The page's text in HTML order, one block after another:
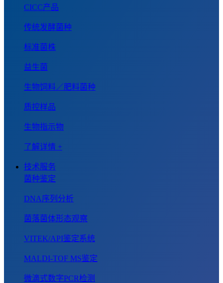
CICC产品
传统发酵菌种
标准菌株
益生菌
生物饲料／肥料菌种
质控样品
生物指示物
了解详情 +
技术服务
菌种鉴定
DNA序列分析
菌落菌体形态观察
VITEK/API鉴定系统
MALDI-TOF MS鉴定
微滴式数字PCR检测